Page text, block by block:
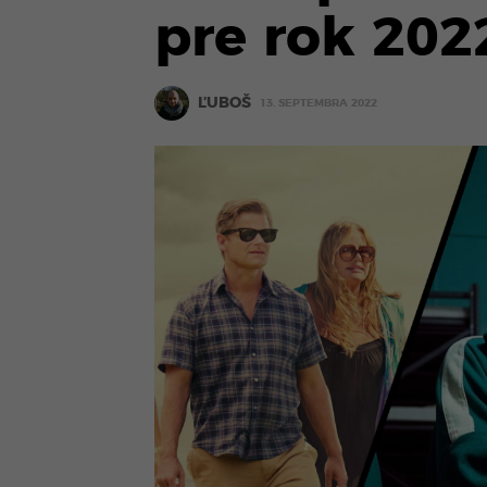
pre rok
ĽUBOŠ 13. SEPTEMBRA 2022